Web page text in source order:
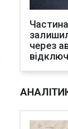
через